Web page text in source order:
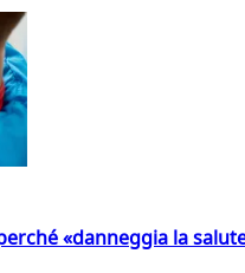
«danneggia la